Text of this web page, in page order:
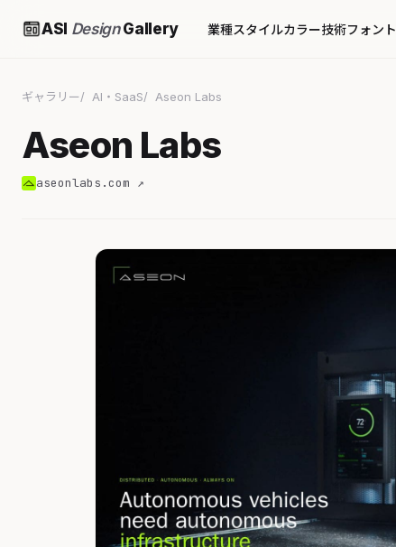
ASI DesignGallery 業種スタイルカラー技術フォント
ギャラリー AI・SaaS Aseon Labs
Aseon Labs
aseonlabs.com ↗